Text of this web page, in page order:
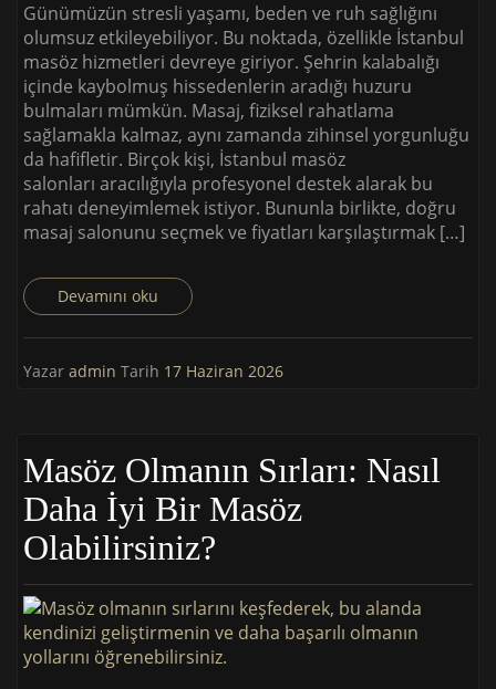
Günümüzün stresli yaşamı, beden ve ruh sağlığını
olumsuz etkileyebiliyor. Bu noktada, özellikle İstanbul
masöz hizmetleri devreye giriyor. Şehrin kalabalığı
içinde kaybolmuş hissedenlerin aradığı huzuru
bulmaları mümkün. Masaj, fiziksel rahatlama
sağlamakla kalmaz, aynı zamanda zihinsel yorgunluğu
da hafifletir. Birçok kişi, İstanbul masöz
salonları aracılığıyla profesyonel destek alarak bu
rahatı deneyimlemek istiyor. Bununla birlikte, doğru
masaj salonunu seçmek ve fiyatları karşılaştırmak […]
Devamını oku
Yazar admin Tarih 17 Haziran 2026
Masöz Olmanın Sırları: Nasıl
Daha İyi Bir Masöz
Olabilirsiniz?